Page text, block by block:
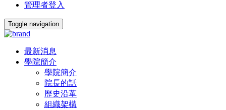
管理者登入
Toggle navigation
最新消息
學院簡介
學院簡介
院長的話
歷史沿革
組織架構